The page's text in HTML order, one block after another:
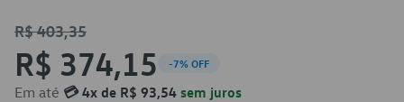
R$ 403,35
R$ 374,15 -7% OFF
Em até 💳 4x de R$ 93,54 sem juros